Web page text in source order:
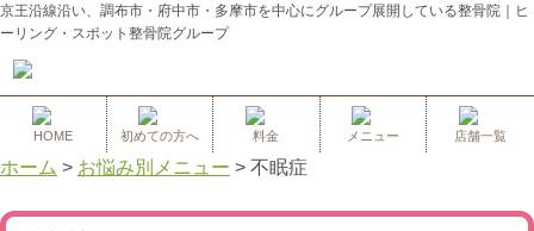
京王沿線沿い、調布市・府中市・多摩市を中心にグループ展開している整骨院｜ヒ
ーリング・スポット整骨院グループ
HOME 初めての方へ 料金 メニュー 店舗一覧
ホーム > お悩み別メニュー > 不眠症